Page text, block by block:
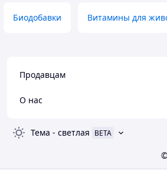
Биодобавки Витамины для
Продавцам
О нас
Тема - светлая BETA